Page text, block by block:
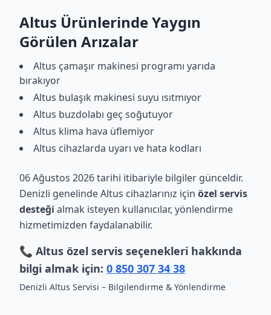
Altus Ürünlerinde Yaygın
Görülen Arızalar
Altus çamaşır makinesi programı yarıda
bırakıyor
Altus bulaşık makinesi suyu ısıtmıyor
Altus buzdolabı geç soğutuyor
Altus klima hava üflemiyor
Altus cihazlarda uyarı ve hata kodları
06 Ağustos 2026 tarihi itibariyle bilgiler günceldir.
Denizli genelinde Altus cihazlarınız için özel servis
desteği almak isteyen kullanıcılar, yönlendirme
hizmetimizden faydalanabilir.
📞 Altus özel servis seçenekleri hakkında
bilgi almak için: 0 850 307 34 38
Denizli Altus Servisi – Bilgilendirme & Yönlendirme